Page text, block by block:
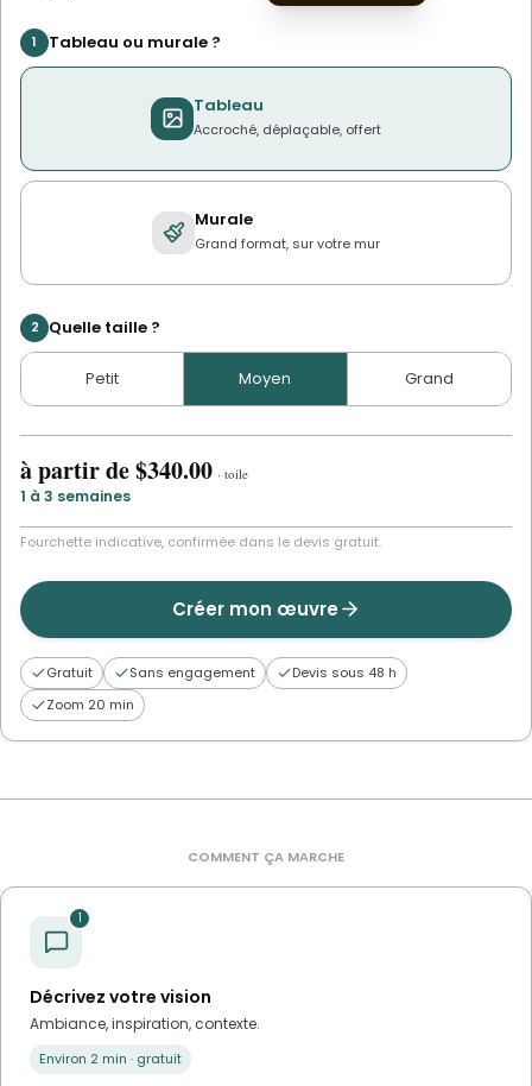
1 Tableau ou murale ?
Tableau
Accroché, déplaçable, offert
Murale
Grand format, sur votre mur
2 Quelle taille ?
Petit Moyen Grand
à partir de$340.00 · toile
1 à 3 semaines
Fourchette indicative, confirmée dans le devis gratuit.
Créer mon œuvre
Gratuit Sans engagement
Devis sous 48 h
Zoom 20 min
COMMENT ÇA MARCHE
1
Décrivez votre vision
Ambiance, inspiration, contexte.
Environ 2 min · gratuit